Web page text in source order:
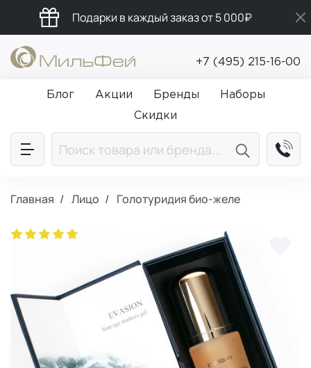
Подарки в каждый заказ от 5 000₽
Промокод ПРИВЕТ
Бесплатная доставка от 5 000₽
+7 (495) 215-16-00
Блог Акции Бренды
Наборы
Скидки
Главная Лицо Голотуридия био-желе